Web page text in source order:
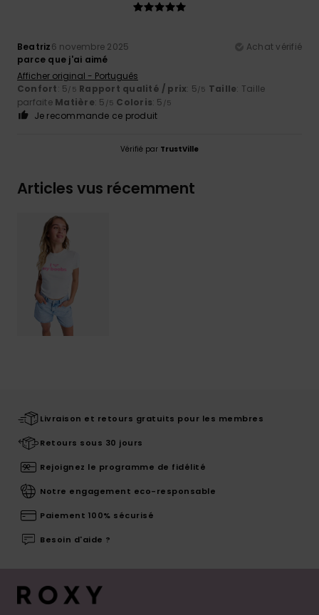
Beatriz6 novembre 2025
Achat vérifié
parce que j'ai aimé
Afficher original - Português
Confort: 5/5 Rapport qualité / prix: 5/5 Taille: Taille
parfaite Matière: 5 /5 Coloris: 5 /5
Je recommande ce produit
Vérifié par TrustVille
Articles vus récemment
Livraison et retours gratuits pour les membres
Retours sous 30 jours
Rejoignez le programme de fidélité
Notre engagement eco-responsable
Paiement 100% sécurisé
Besoin d'aide ?